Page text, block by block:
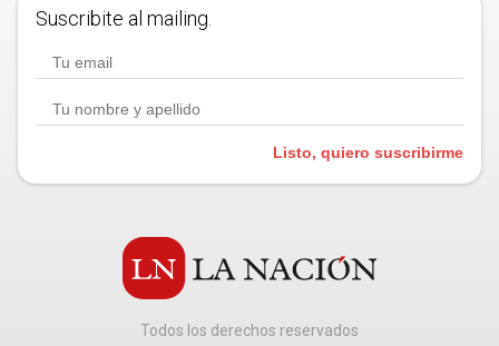
Suscribite al mailing.
Listo, quiero suscribirme
Todos los derechos reservados